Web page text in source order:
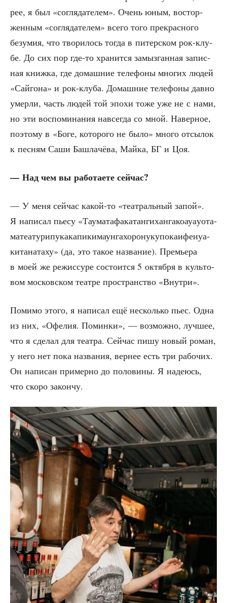
рее, я был «согля­да­те­лем». Очень юным, вос­тор­
жен­ным «согля­да­те­лем» все­го того пре­крас­но­го
безу­мия, что тво­ри­лось тогда в питер­ском рок-клу­
бе. До сих пор где-то хра­нит­ся замыз­ган­ная запис­
ная книж­ка, где домаш­ние теле­фо­ны мно­гих людей
«Сай­го­на» и рок-клу­ба. Домаш­ние теле­фо­ны дав­но
умер­ли, часть людей той эпо­хи тоже уже не с нами,
но эти вос­по­ми­на­ния навсе­гда со мной. Навер­ное,
поэто­му в «Боге, кото­ро­го не было» мно­го отсы­лок
к пес­ням Саши Башла­чё­ва, Май­ка, БГ и Цоя.
— Над чем вы рабо­та­е­те сейчас?
— У меня сей­час какой-то «теат­раль­ный запой».
Я напи­сал пье­су «Тау­ма­та­фа­ка­тан­ги­хан­га­ко­ау­а­у­ота­
ма­те­а­ту­ри­пу­ка­ка­пи­ки­маун­га­хо­ро­ну­ку­по­ка­и­фе­ну­а­
ки­та­на­та­ху» (да, это такое назва­ние). Пре­мье­ра
в моей же режис­су­ре состо­ит­ся 5 октяб­ря в куль­то­
вом мос­ков­ском теат­ре про­стран­ство «Внут­ри».
Поми­мо это­го, я напи­сал ещё несколь­ко пьес. Одна
из них, «Офе­лия. Помин­ки», — воз­мож­но, луч­шее,
что я сде­лал для теат­ра. Сей­час пишу новый роман,
у него нет пока назва­ния, вер­нее есть три рабо­чих.
Он напи­сан при­мер­но до поло­ви­ны. Я наде­юсь,
что ско­ро закончу.